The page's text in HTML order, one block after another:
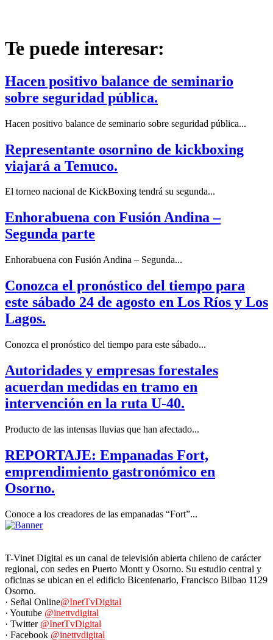
Te puede interesar:
Hacen positivo balance de seminario
sobre seguridad pública.
Hacen positivo balance de seminario sobre seguridad pública...
Representante osornino de kickboxing
viajará a Temuco.
El torneo nacional de KickBoxing tendrá su segunda...
Enhorabuena con Fusión Andina –
Segunda parte
Enhorabuena con Fusión Andina – Segunda...
Conozca el pronóstico del tiempo para
este sábado 24 de agosto en Los Ríos y Los
Lagos.
Conozca el pronóstico del tiempo para este sábado...
Autoridades y empresas forestales
acuerdan medidas en tramo en
intervención en la ruta U-40.
Producto de las intensas lluvias que han afectado...
REPORTAJE: Empanadas Fort,
emprendimiento gastronómico en
Osorno.
Conoce a los creadores de las empanadas “Fort”...
T-Vinet Digital es un canal de televisión abierta chileno de carácter
regional, con sedes en Puerto Montt y Osorno. Su estudio central y
oficinas se ubican en el edificio Bicentenario, Francisco Bilbao 1129
Osorno.
· Señal Online@InetTvDigital
· Youtube @inettvdigital
· Twitter @InetTvDigital
· Facebook @inettvdigital